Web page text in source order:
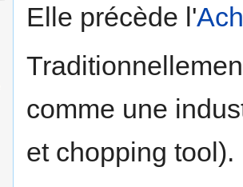
Elle précède l'
comme une
et chopping tool).